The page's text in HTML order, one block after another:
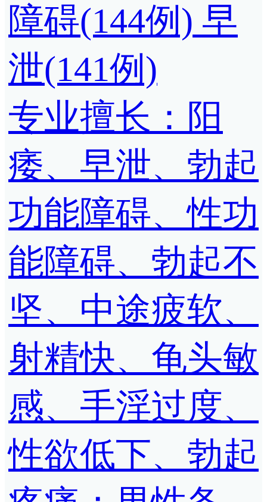
障碍(144例) 早
泄(141例)
专业擅长：阳
痿、早泄、勃起
功能障碍、性功
能障碍、勃起不
坚、中途疲软、
射精快、龟头敏
感、手淫过度、
性欲低下、勃起